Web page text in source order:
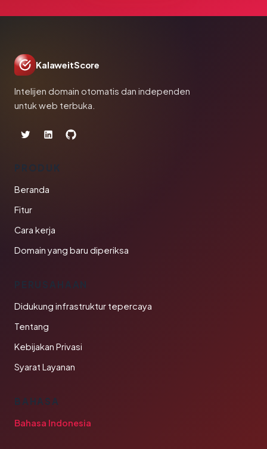
KalaweitScore
Intelijen domain otomatis dan independen
untuk web terbuka.
PRODUK
Beranda
Fitur
Cara kerja
Domain yang baru diperiksa
PERUSAHAAN
Didukung infrastruktur tepercaya
Tentang
Kebijakan Privasi
Syarat Layanan
BAHASA
Bahasa Indonesia